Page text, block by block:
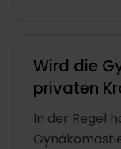
Wird die
privaten
In der Regel